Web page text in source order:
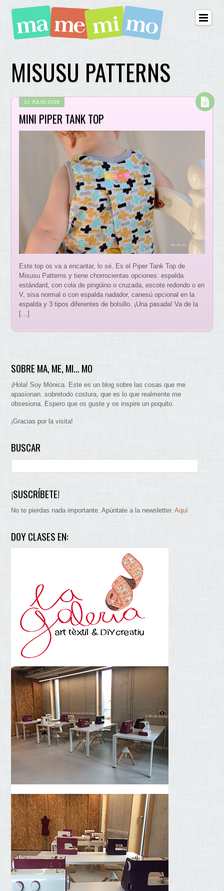
MISUSU PATTERNS
12 JULIO 2018
MINI PIPER TANK TOP
Este top os va a encantar, lo sé. Es el Piper Tank Top de
Misusu Patterns y tiene chorrocientas opciones: espalda
estándard, con cola de pingüino o cruzada, escote redondo o en
V, sisa normal o con espalda nadador, canesú opcional en la
espalda y 3 tipos diferentes de bolsillo. ¡Una pasada! Va de la
[…]
SOBRE MA, ME, MI… MO
¡Hola! Soy Mònica. Este es un blog sobre las cosas que me
apasionan. sobretodo costura, que es lo que realmente me
obsesiona. Espero que os guste y os inspire un poquito.
¡Gracias por la visita!
BUSCAR
¡SUSCRÍBETE!
No te pierdas nada importante. Apúntate a la newsletter.Aquí
DOY CLASES EN: